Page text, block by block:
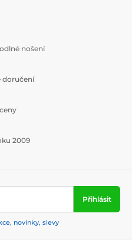
nošení
doručení
2009
Přihlásit
novinky, slevy